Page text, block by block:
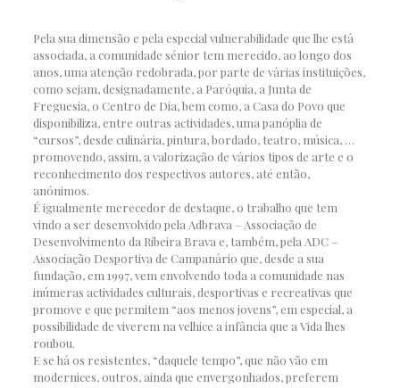
Pela sua dimensão e pela especial vulnerabilidade que lhe está
associada, a comunidade sénior tem merecido, ao longo dos
anos, uma atenção redobrada, por parte de várias instituições,
como sejam, designadamente, a Paróquia, a Junta de
Freguesia, o Centro de Dia, bem como, a Casa do Povo que
disponibiliza, entre outras actividades, uma panóplia de
“cursos”, desde culinária, pintura, bordado, teatro, música, …
promovendo, assim, a valorização de vários tipos de arte e o
reconhecimento dos respectivos autores, até então,
anónimos.
É igualmente merecedor de destaque, o trabalho que tem
vindo a ser desenvolvido pela Adbrava – Associação de
Desenvolvimento da Ribeira Brava e, também, pela ADC –
Associação Desportiva de Campanário que, desde a sua
fundação, em 1997, vem envolvendo toda a comunidade nas
inúmeras actividades culturais, desportivas e recreativas que
promove e que permitem “aos menos jovens”, em especial, a
possibilidade de viverem na velhice a infância que a Vida lhes
roubou.
E se há os resistentes, “daquele tempo”, que não vão em
modernices, outros, ainda que envergonhados, preferem